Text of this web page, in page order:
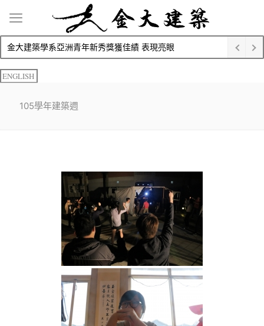
金大建築學系亞洲青年新秀獎獲佳績 表現亮眼
ENGLISH
105學年建築週